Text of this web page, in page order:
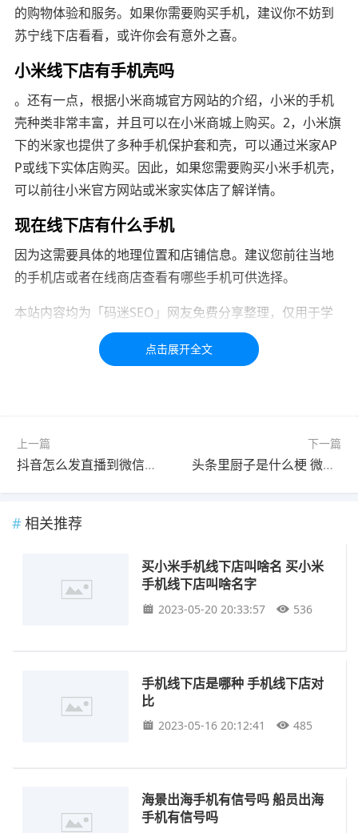
的购物体验和服务。如果你需要购买手机，建议你不妨到
苏宁线下店看看，或许你会有意外之喜。
小米线下店有手机壳吗
。还有一点，根据小米商城官方网站的介绍，小米的手机
壳种类非常丰富，并且可以在小米商城上购买。2，小米旗
下的米家也提供了多种手机保护套和壳，可以通过米家AP
P或线下实体店购买。因此，如果您需要购买小米手机壳，
可以前往小米官方网站或米家实体店了解详情。
现在线下店有什么手机
因为这需要具体的地理位置和店铺信息。建议您前往当地
的手机店或者在线商店查看有哪些手机可供选择。
本站内容均为「码迷SEO」网友免费分享整理，仅用于学
习交流，如有疑问，请联系我们48小时处理！！！！
上一篇
抖音怎么发直播到微信好友 抖音直播怎么添加微信好友
下一篇
头条里厨子是什么梗 微头条是什么梗
相关推荐
买小米手机线下店叫啥名 买小米
手机线下店叫啥名字
2023-05-20 20:33:57 536
手机线下店是哪种 手机线下店对
比
2023-05-16 20:12:41 485
海景出海手机有信号吗 船员出海
手机有信号吗